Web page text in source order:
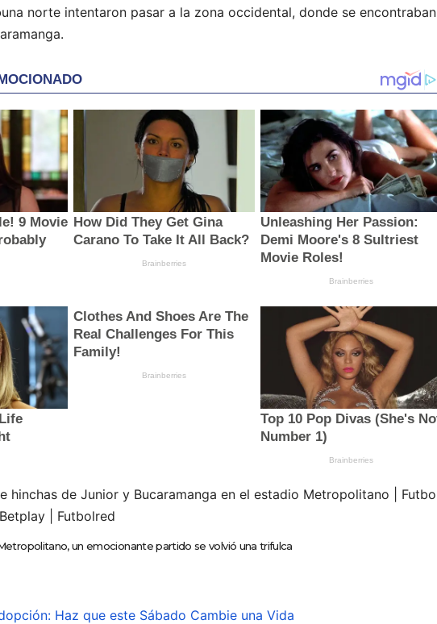
norte intentaron pasar a la zona occidental, donde se encontraban
un emocionante partido se volvió una trifulca
Haz que este Sábado Cambie una Vida